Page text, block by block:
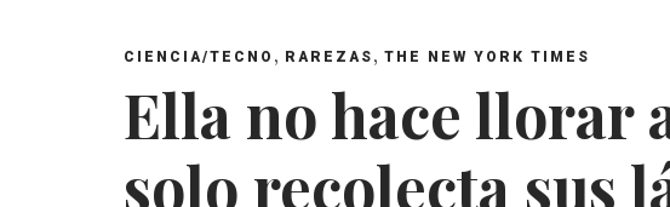
CIENCIA/TECNO , RAREZAS , THE NEW YORK TIMES
Ella no hace llorar
solo recolecta sus